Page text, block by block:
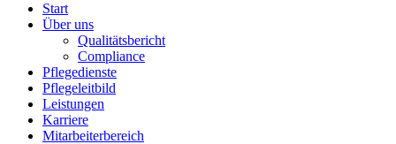
Start
Über uns
Qualitätsbericht
Compliance
Pflegedienste
Pflegeleitbild
Leistungen
Karriere
Mitarbeiterbereich